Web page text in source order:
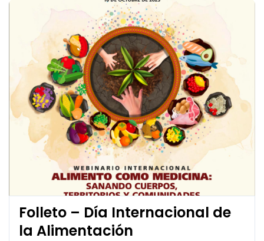
Folleto – Día Internacional de
la Alimentación